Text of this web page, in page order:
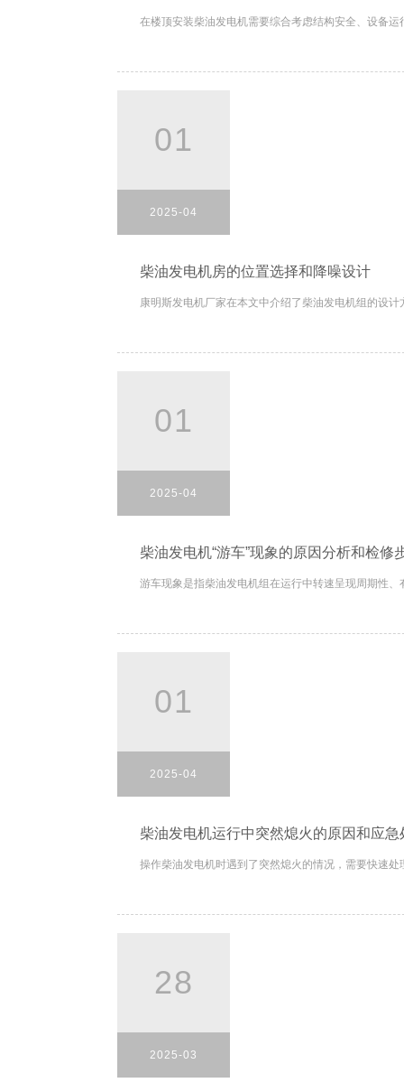
在楼顶安装柴油发电机需要综合考虑结构安全、设备
01
2025-04
柴油发电机房的位置选择和降噪设计
康明斯发电机厂家在本文中介绍了柴油发电机组的设
01
2025-04
柴油发电机“游车”现象的原因分析和检修
游车现象是指柴油发电机组在运行中转速呈现周期性
01
2025-04
柴油发电机运行中突然熄火的原因和应急
操作柴油发电机时遇到了突然熄火的情况，需要快速
28
2025-03